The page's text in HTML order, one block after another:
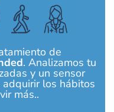
de
. Analizamos tu
y un sensor
los hábitos
más..